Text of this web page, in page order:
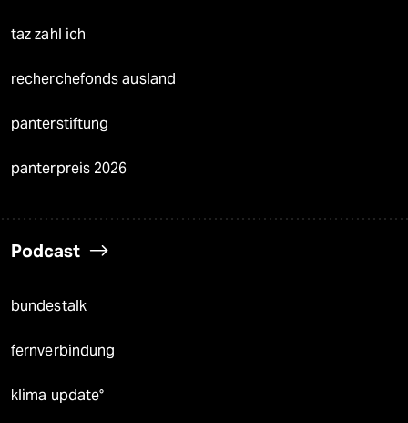
taz zahl ich
recherchefonds ausland
panterstiftung
panterpreis 2026
Podcast
bundestalk
fernverbindung
klima update°